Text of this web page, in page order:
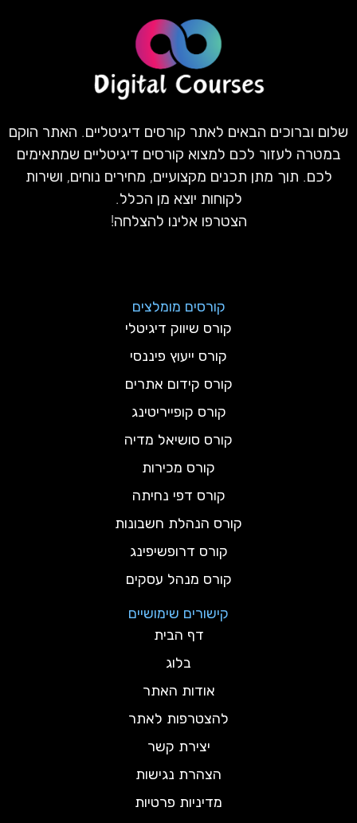
שלום וברוכים הבאים לאתר קורסים דיגיטליים. האתר הוקם
במטרה לעזור לכם למצוא קורסים דיגיטליים שמתאימים
לכם. תוך מתן תכנים מקצועיים, מחירים נוחים, ושירות
לקוחות יוצא מן הכלל.
הצטרפו אלינו להצלחה!
קורסים מומלצים
קורס שיווק דיגיטלי
קורס ייעוץ פיננסי
קורס קידום אתרים
קורס קופייריטינג
קורס סושיאל מדיה
קורס מכירות
קורס דפי נחיתה
קורס הנהלת חשבונות
קורס דרופשיפינג
קורס מנהל עסקים
קישורים שימושיים
דף הבית
בלוג
אודות האתר
להצטרפות לאתר
יצירת קשר
הצהרת נגישות
מדיניות פרטיות